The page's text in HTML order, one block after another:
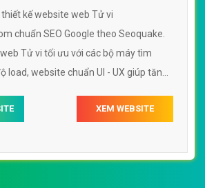
kế website web Tử vi
chuẩn SEO Google theo Seoquake.
Tử vi tối ưu với các bộ máy tìm
load, website chuẩn UI - UX giúp tăng
XEM WEBSITE